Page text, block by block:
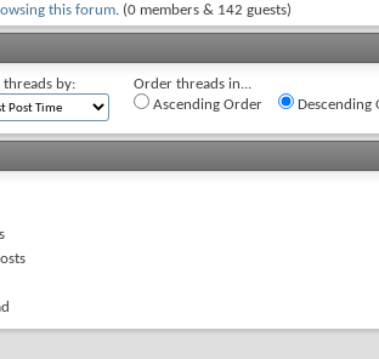
this forum. (0 members & 142 guests)
threads by:
Order threads in...
Ascending Order
Descending